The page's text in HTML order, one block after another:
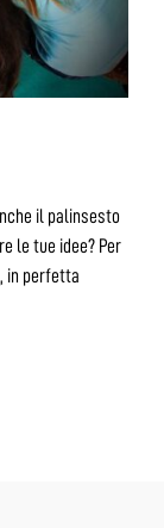
il palinsesto
le tue idee? Per
in perfetta